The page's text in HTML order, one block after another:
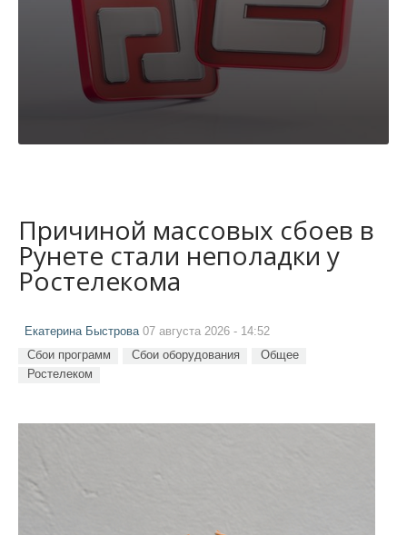
Причиной массовых сбоев в
Рунете стали неполадки у
Ростелекома
Екатерина Быстрова07 августа 2026 - 14:52
Сбои программ Сбои оборудования
Общее
Ростелеком